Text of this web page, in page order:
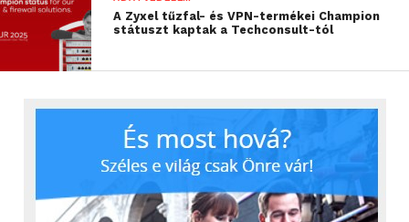
A Zyxel tűzfal- és VPN-termékei Champion
státuszt kaptak a Techconsult-tól